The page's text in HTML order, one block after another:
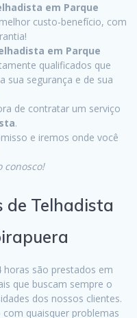
em Parque
custo-benefício, com
em Parque
qualificados que
sua segurança e de sua
de contratar um serviço
.
e iremos onde você
conosco!
de Telhadista
horas são prestados em
que buscam sempre o
dos nossos clientes.
quaisquer problemas